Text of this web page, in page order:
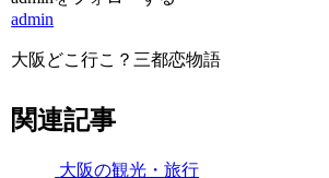
admin
大阪どこ行こ？三都恋物語
関連記事
大阪の観光・旅行